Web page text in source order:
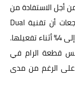
أجل الاستفادة من
تقنية Dual Channel. أثبتت العديد من المراجعات أن تقنية Dual
Channel قد تعزز من أداء الكمبيوتر بنسبة 3% إلى 4% أثناء تفعيلها.
قطعة الرام في
على الرغم من مدى